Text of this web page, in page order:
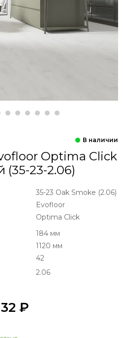
Optima Click
23-2.06)
35-23 Оak Smoke (2.06)
Evofloor
Optima Click
184 мм
1120 мм
42
2.06
₽